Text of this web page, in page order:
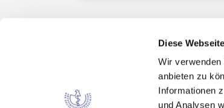
Diese
Wir
anbieten zu
Informationen
und Analysen
Arzneimittelkommission der
Fachausschuss der